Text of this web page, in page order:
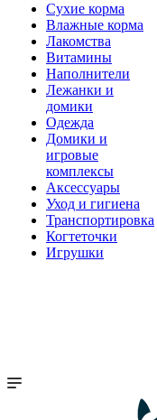
Сухие корма
Влажные корма
Лакомства
Витамины
Наполнители
Лежанки и
домики
Одежда
Домики и
игровые
комплексы
Аксессуары
Уход и гигиена
Транспортировка
Когтеточки
Игрушки